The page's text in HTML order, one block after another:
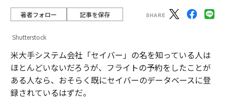
著者フォロー 記事を保存
Shutterstock
米大手システム会社「セイバー」の名を知っている人は
ほとんどいないだろうが、フライトの予約をしたことが
ある人なら、おそらく既にセイバーのデータベースに登
録されているはずだ。